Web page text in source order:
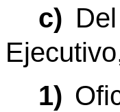
c)
1)